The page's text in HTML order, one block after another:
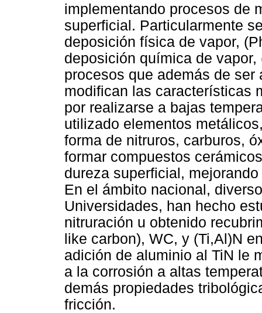
implementando procesos de
superficial. Particularmente
deposición física de vapor,
deposición química de
procesos que además de
modifican las características
por realizarse a bajas
utilizado elementos
forma de nitruros, carburos,
formar compuestos
dureza superficial,
En el ámbito nacional,
Universidades, han hecho
nitruración u obtenido
like carbon), WC, y (Ti,Al)N
adición de aluminio al TiN le
a la corrosión a altas
demás propiedades
fricción.